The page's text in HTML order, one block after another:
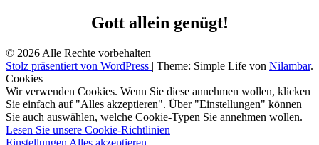
Gott allein genügt!
© 2026 Alle Rechte vorbehalten
Stolz präsentiert von WordPress | Theme: Simple Life von Nilambar.
Cookies
Wir verwenden Cookies. Wenn Sie diese annehmen wollen, klicken
Sie einfach auf "Alles akzeptieren". Über "Einstellungen" können
Sie auch auswählen, welche Cookie-Typen Sie annehmen wollen.
Lesen Sie unsere Cookie-Richtlinien